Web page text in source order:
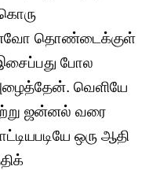
தொண்டைக்குள்
போல
வெளியே
ஜன்னல் வரை
ஒரு ஆதி